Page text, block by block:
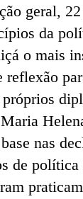
geral,
da
o mais
reflexão
nas
de política